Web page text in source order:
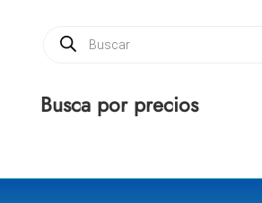
Búsqueda
Busca por precios